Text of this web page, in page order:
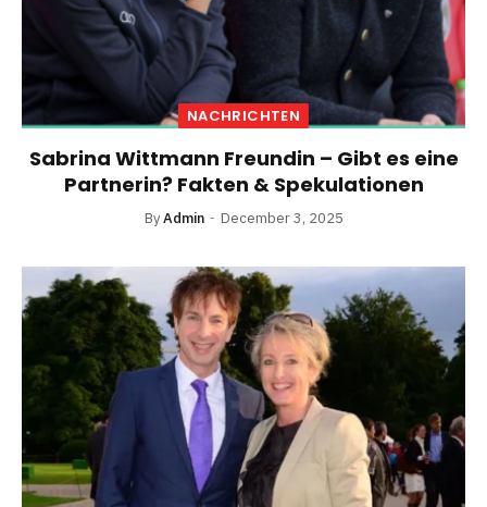
NACHRICHTEN
Sabrina Wittmann Freundin – Gibt es eine
Partnerin? Fakten & Spekulationen
By Admin December 3, 2025